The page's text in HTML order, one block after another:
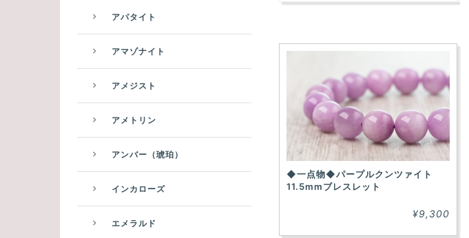
◆一点物◆パープルクンツァイト
11.5mmブレスレット
¥9,300
アパタイト
アマゾナイト
アメジスト
アメトリン
アンバー（琥珀）
インカローズ
エメラルド